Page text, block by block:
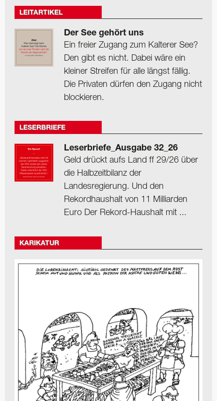
LEITARTIKEL
Der See gehört uns
Ein freier Zugang zum Kalterer See?
Den gibt es nicht. Dabei wäre ein
kleiner Streifen für alle längst fällig.
Die Privaten dürfen den Zugang nicht
blockieren.
LESERBRIEFE
Leserbriefe_Ausgabe 32_26
Geld drückt aufs Land ff 29/26 über
die Halbzeitbilanz der
Landesregierung. Und den
Rekordhaushalt von 11 Milliarden
Euro Der Rekord-Haushalt mit ...
KARIKATUR